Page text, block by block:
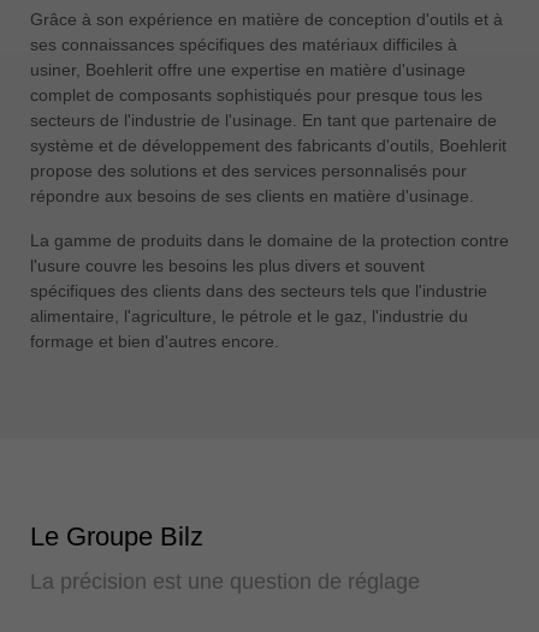
Grâce à son expérience en matière de conception d'outils et à
ses connaissances spécifiques des matériaux difficiles à
usiner, Boehlerit offre une expertise en matière d'usinage
complet de composants sophistiqués pour presque tous les
secteurs de l'industrie de l'usinage. En tant que partenaire de
système et de développement des fabricants d'outils, Boehlerit
propose des solutions et des services personnalisés pour
répondre aux besoins de ses clients en matière d'usinage.
La gamme de produits dans le domaine de la protection contre
l'usure couvre les besoins les plus divers et souvent
spécifiques des clients dans des secteurs tels que l'industrie
alimentaire, l'agriculture, le pétrole et le gaz, l'industrie du
formage et bien d'autres encore.
Le Groupe Bilz
La précision est une question de réglage